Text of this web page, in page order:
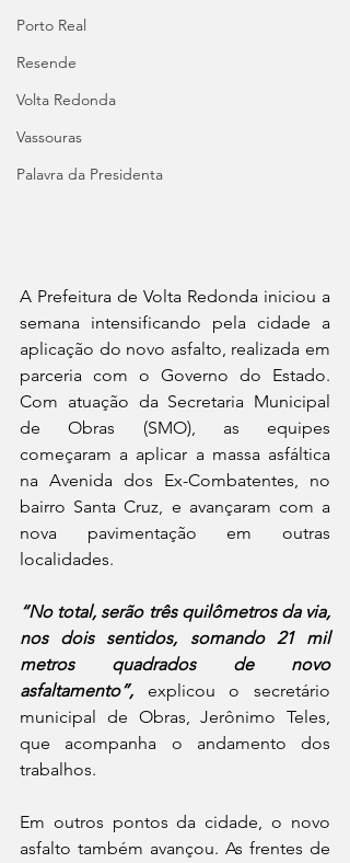
Porto Real
Resende
Volta Redonda
Vassouras
Palavra da Presidenta
A Prefeitura de Volta Redonda iniciou a
semana intensificando pela cidade a
aplicação do novo asfalto, realizada em
parceria com o Governo do Estado.
Com atuação da Secretaria Municipal
de Obras (SMO), as equipes
começaram a aplicar a massa asfáltica
na Avenida dos Ex-Combatentes, no
bairro Santa Cruz, e avançaram com a
nova pavimentação em outras
localidades.
“No total, serão três quilômetros da via,
nos dois sentidos, somando 21 mil
metros quadrados de novo
asfaltamento”, explicou o secretário
municipal de Obras, Jerônimo Teles,
que acompanha o andamento dos
trabalhos.
Em outros pontos da cidade, o novo
asfalto também avançou. As frentes de